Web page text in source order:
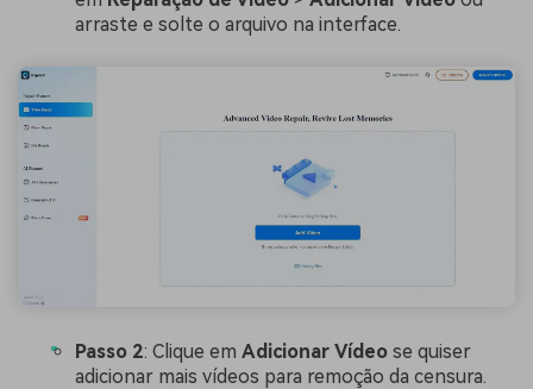
arraste e solte o arquivo na interface.
Passo 2: Clique em Adicionar Vídeo se quiser
adicionar mais vídeos para remoção da censura.